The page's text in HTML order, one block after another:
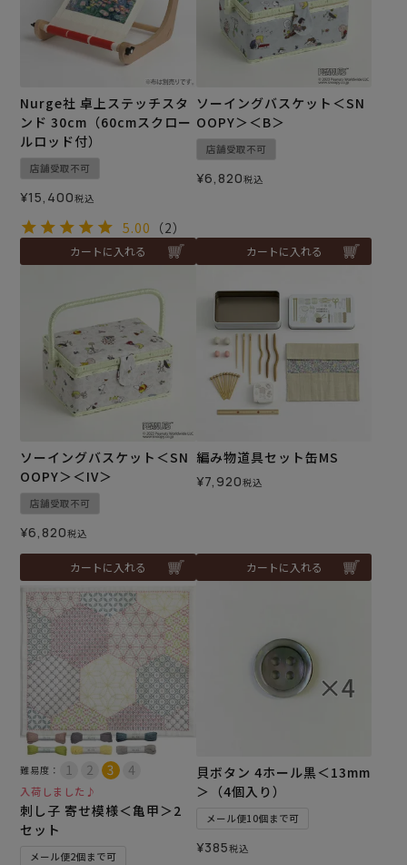
Nurge社 卓上ステッチスタ
ンド 30cm（60cmスクロー
ルロッド付）
店舗受取不可
¥15,400税込
5.00 （2）
カートに入れる
ソーイングバスケット＜SN
OOPY＞＜B＞
店舗受取不可
¥6,820税込
カートに入れる
ソーイングバスケット＜SN
OOPY＞＜IV＞
店舗受取不可
¥6,820税込
カートに入れる
編み物道具セット缶MS
¥7,920税込
カートに入れる
難易度：
入荷しました♪
刺し子 寄せ模様＜亀甲＞2
セット
メール便2個まで可
貝ボタン 4ホール黒＜13mm
＞（4個入り）
メール便10個まで可
¥385税込